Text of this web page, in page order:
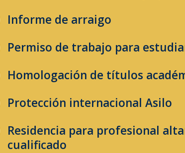
Informe de arraigo
Permiso de trabajo para
Homologación de títulos
Protección internacional Asilo
Residencia para profesional
cualificado